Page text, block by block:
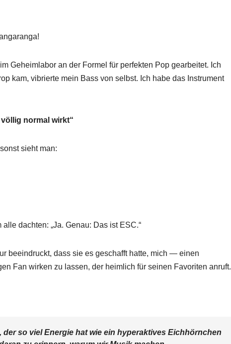
Geheimlabor an der Formel für perfekten Pop gearbeitet. Ich
kam, vibrierte mein Bass von selbst. Ich habe das Instrument
normal wirkt“
sieht man:
dachten: „Ja. Genau: Das ist ESC.“
beeindruckt, dass sie es geschafft hatte, mich — einen
Fan wirken zu lassen, der heimlich für seinen Favoriten anruft.
so viel Energie hat wie ein hyperaktives Eichhörnchen